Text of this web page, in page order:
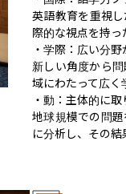
英語教育を重視
際的な視点を持っ
・学際：広い分
新しい角度から
域にわたって広く
・動：主体的に
地球規模での問
に分析し、その結